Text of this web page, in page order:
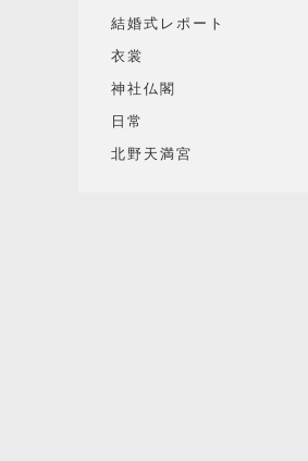
結婚式レポート
衣裳
神社仏閣
日常
北野天満宮